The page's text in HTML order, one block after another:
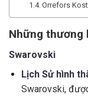
Orrefors
Những thương
Swarovski
Lịch Sử hình
Swarovski,